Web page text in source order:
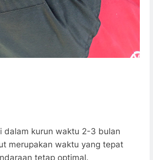
dalam kurun waktu 2-3 bulan
merupakan waktu yang tepat
tetap optimal.